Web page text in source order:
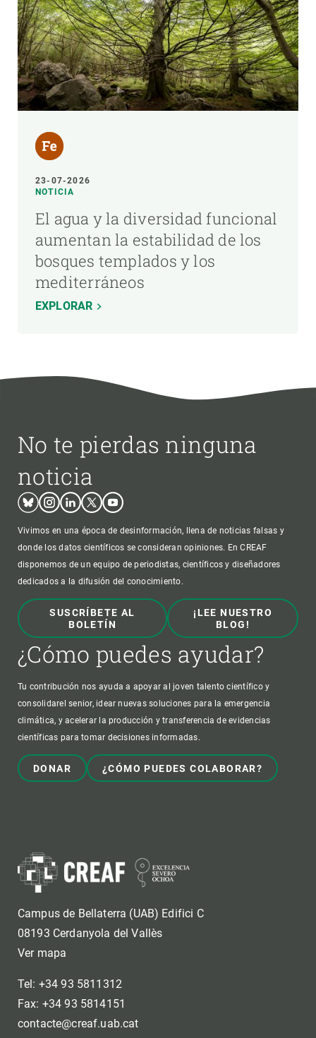
23-07-2026
NOTICIA
El agua y la diversidad funcional
aumentan la estabilidad de los
bosques templados y los
mediterráneos
EXPLORAR
No te pierdas ninguna
noticia
BlueskyInstagram
LinkedinTwitterYoutube
Vivimos en una época de desinformación, llena de noticias falsas y
donde los datos científicos se consideran opiniones. En CREAF
disponemos de un equipo de periodistas, científicos y diseñadores
dedicados a la difusión del conocimiento.
SUSCRÍBETE AL
BOLETÍN
¡LEE NUESTRO
BLOG!
¿Cómo puedes ayudar?
Tu contribución nos ayuda a apoyar al joven talento científico y
consolidarel senior, idear nuevas soluciones para la emergencia
climática, y acelerar la producción y transferencia de evidencias
científicas para tomar decisiones informadas.
DONAR ¿CÓMO PUEDES COLABORAR?
Campus de Bellaterra (UAB) Edifici C
08193 Cerdanyola del Vallès
Ver mapa
Tel: +34 93 5811312
Fax: +34 93 5814151
contacte@creaf.uab.cat